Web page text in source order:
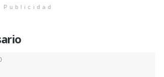
Publicidad